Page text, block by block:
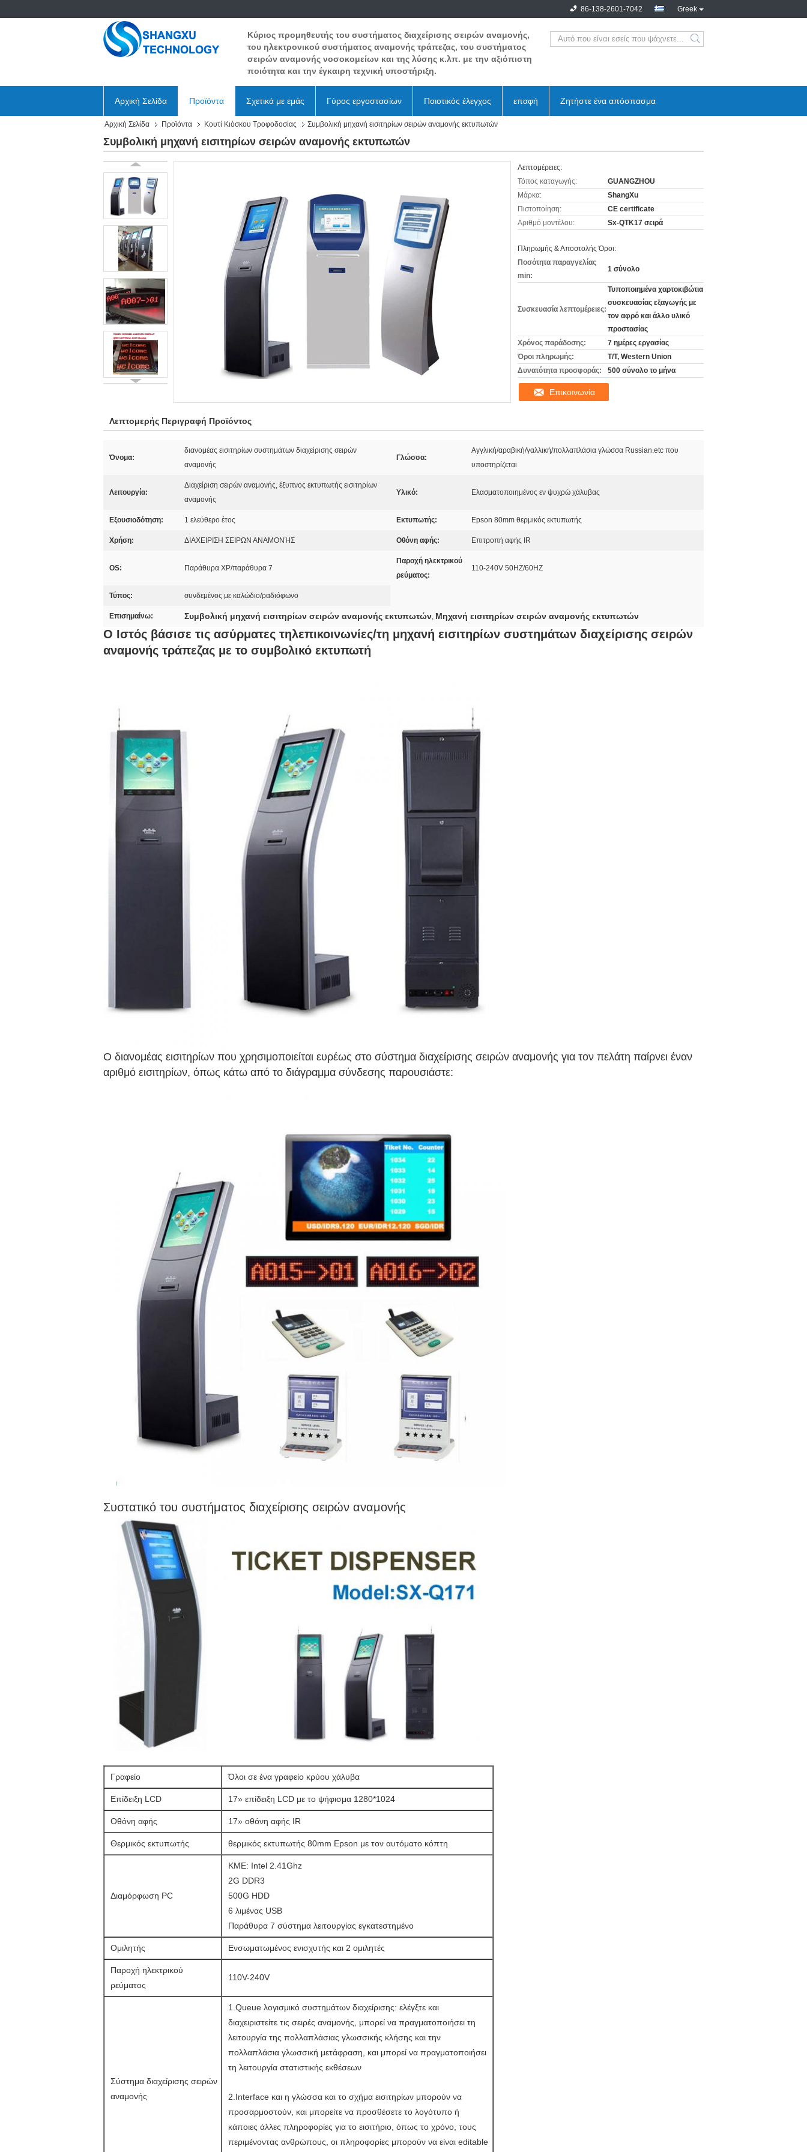
Greek
86-138-2601-7042
Κύριος προμηθευτής του συστήματος διαχείρισης σειρών αναμονής,
του ηλεκτρονικού συστήματος αναμονής τράπεζας, του συστήματος
σειρών αναμονής νοσοκομείων και της λύσης κ.λπ. με την αξιόπιστη
ποιότητα και την έγκαιρη τεχνική υποστήριξη.
Αρχική Σελίδα Προϊόντα Σχετικά με εμάς Γύρος εργοστασίων Ποιοτικός έλεγχος επαφή Ζητήστε ένα απόσπασμα
Αρχική Σελίδα Προϊόντα Κουτί Κιόσκου Τροφοδοσίας Συμβολική μηχανή εισιτηρίων σειρών αναμονής εκτυπωτών
Συμβολική μηχανή εισιτηρίων σειρών αναμονής εκτυπωτών
Λεπτομέρειες:
Τόπος καταγωγής:
GUANGZHOU
Μάρκα:
ShangXu
Πιστοποίηση:
CE certificate
Αριθμό μοντέλου:
Sx-QTK17 σειρά
Πληρωμής & Αποστολής Όροι:
Ποσότητα παραγγελίας
min:
1 σύνολο
Συσκευασία λεπτομέρειες:
Τυποποιημένα χαρτοκιβώτια
συσκευασίας εξαγωγής με
τον αφρό και άλλο υλικό
προστασίας
Χρόνος παράδοσης:
7 ημέρες εργασίας
Όροι πληρωμής:
T/T, Western Union
Δυνατότητα προσφοράς:
500 σύνολο το μήνα
Επικοινωνία
Λεπτομερής Περιγραφή Προϊόντος
Όνομα:
διανομέας εισιτηρίων συστημάτων διαχείρισης σειρών
αναμονής
Γλώσσα:
Αγγλική/αραβική/γαλλική/πολλαπλάσια γλώσσα Russian.etc που
υποστηρίζεται
Λειτουργία:
Διαχείριση σειρών αναμονής, έξυπνος εκτυπωτής εισιτηρίων
αναμονής
Υλικό: Ελασματοποιημένος εν ψυχρώ χάλυβας
Εξουσιοδότηση: 1 ελεύθερο έτος Εκτυπωτής: Epson 80mm θερμικός εκτυπωτής
Χρήση: ΔΙΑΧΕΙΡΙΣΗ ΣΕΙΡΩΝ ΑΝΑΜΟΝΉΣ Οθόνη αφής: Επιτροπή αφής IR
OS: Παράθυρα XP/παράθυρα 7
Παροχή ηλεκτρικού
ρεύματος:
110-240V 50HZ/60HZ
Τύπος: συνδεμένος με καλώδιο/ραδιόφωνο
Επισημαίνω: Συμβολική μηχανή εισιτηρίων σειρών αναμονής εκτυπωτών, Μηχανή εισιτηρίων σειρών αναμονής εκτυπωτών
Ο Ιστός βάσισε τις ασύρματες τηλεπικοινωνίες/τη μηχανή εισιτηρίων συστημάτων διαχείρισης σειρών
αναμονής τράπεζας με το συμβολικό εκτυπωτή
Ο διανομέας εισιτηρίων που χρησιμοποιείται ευρέως στο σύστημα διαχείρισης σειρών αναμονής για τον πελάτη παίρνει έναν
αριθμό εισιτηρίων, όπως κάτω από το διάγραμμα σύνδεσης παρουσιάστε:
Συστατικό του συστήματος διαχείρισης σειρών αναμονής
Γραφείο Όλοι σε ένα γραφείο κρύου χάλυβα
Επίδειξη LCD 17» επίδειξη LCD με το ψήφισμα 1280*1024
Οθόνη αφής 17» οθόνη αφής IR
Θερμικός εκτυπωτής θερμικός εκτυπωτής 80mm Epson με τον αυτόματο κόπτη
Διαμόρφωση PC
ΚΜΕ: Intel 2.41Ghz
2G DDR3
500G HDD
6 λιμένας USB
Παράθυρα 7 σύστημα λειτουργίας εγκατεστημένο
Ομιλητής Ενσωματωμένος ενισχυτής και 2 ομιλητές
Παροχή ηλεκτρικού
ρεύματος
110V-240V
Σύστημα διαχείρισης σειρών
αναμονής
1.Queue λογισμικό συστημάτων διαχείρισης: ελέγξτε και
διαχειριστείτε τις σειρές αναμονής, μπορεί να πραγματοποιήσει τη
λειτουργία της πολλαπλάσιας γλωσσικής κλήσης και την
πολλαπλάσια γλωσσική μετάφραση, και μπορεί να πραγματοποιήσει
τη λειτουργία στατιστικής εκθέσεων
2.Interface και η γλώσσα και το σχήμα εισιτηρίων μπορούν να
προσαρμοστούν, και μπορείτε να προσθέσετε το λογότυπο ή
κάποιες άλλες πληροφορίες για το εισιτήριο, όπως το χρόνο, τους
περιμένοντας ανθρώπους, οι πληροφορίες μπορούν να είναι editable